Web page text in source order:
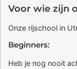
Voor wie zijn
Onze rijschool in
Beginners:
Heb je nog nooit